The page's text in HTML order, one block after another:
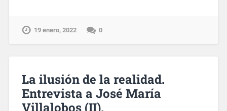
19 enero, 2022 0
La ilusión de la realidad.
Entrevista a José María
Villalobos (II).